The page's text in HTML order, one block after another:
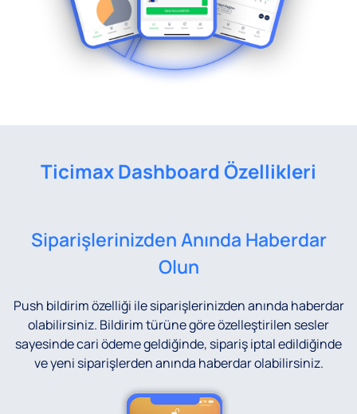
Ticimax Dashboard Özellikleri
Siparişlerinizden Anında Haberdar
Olun
Push bildirim özelliği ile siparişlerinizden anında haberdar
olabilirsiniz. Bildirim türüne göre özelleştirilen sesler
sayesinde cari ödeme geldiğinde, sipariş iptal edildiğinde
ve yeni siparişlerden anında haberdar olabilirsiniz.